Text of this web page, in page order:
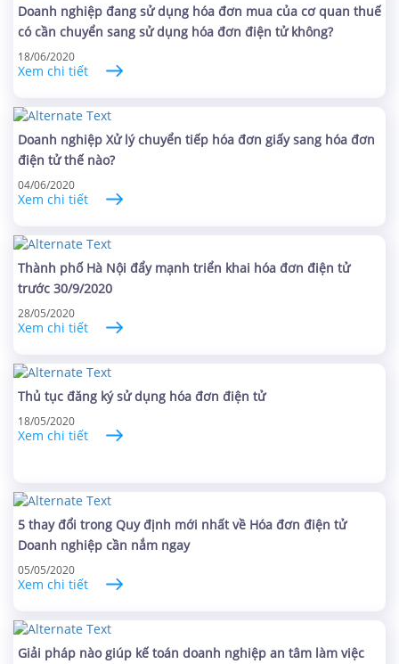
Doanh nghiệp đang sử dụng hóa đơn mua của cơ quan thuế
có cần chuyển sang sử dụng hóa đơn điện tử không?
18/06/2020
Xem chi tiết
Doanh nghiệp Xử lý chuyển tiếp hóa đơn giấy sang hóa đơn
điện tử thế nào?
04/06/2020
Xem chi tiết
Thành phố Hà Nội đẩy mạnh triển khai hóa đơn điện tử
trước 30/9/2020
28/05/2020
Xem chi tiết
Thủ tục đăng ký sử dụng hóa đơn điện tử
18/05/2020
Xem chi tiết
5 thay đổi trong Quy định mới nhất về Hóa đơn điện tử
Doanh nghiệp cần nắm ngay
05/05/2020
Xem chi tiết
Giải pháp nào giúp kế toán doanh nghiệp an tâm làm việc